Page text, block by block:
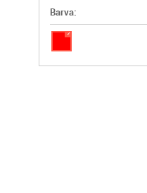
Barva:
✓